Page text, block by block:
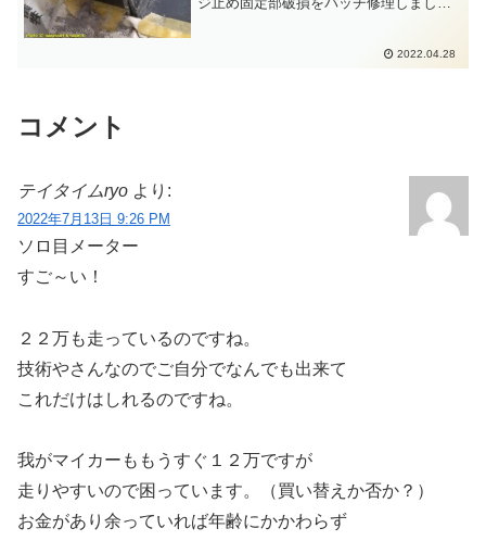
部品にしっかり食いついているか？の確
2022.04.28
コメント
テイタイムryo より:
2022年7月13日 9:26 PM
ソロ目メーター
すご～い！
２２万も走っているのですね。
技術やさんなのでご自分でなんでも出来て
これだけはしれるのですね。
我がマイカーももうすぐ１２万ですが
走りやすいので困っています。（買い替えか否か？）
お金があり余っていれば年齢にかかわらず